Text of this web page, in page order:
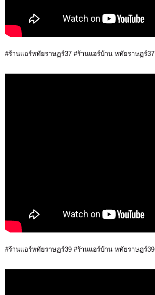
#ร้านแอร์หทัยราษฏร์37 #ร้านแอร์บ้าน หทัยราษฏร์37
#ร้านแอร์หทัยราษฏร์39 #ร้านแอร์บ้าน หทัยราษฏร์39